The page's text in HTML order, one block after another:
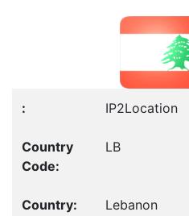
IP2Location
LB
Lebanon